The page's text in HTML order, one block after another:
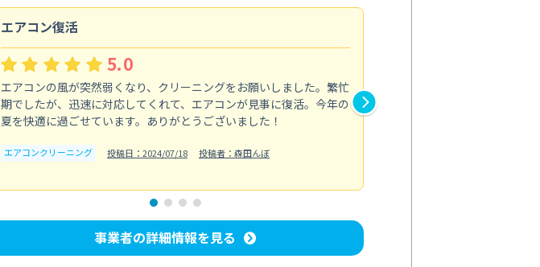
エアコン復活
5.0
エアコンの風が突然弱くなり、クリーニングをお願いしました。繁忙
期でしたが、迅速に対応してくれて、エアコンが見事に復活。今年の
夏を快適に過ごせています。ありがとうございました！
エアコンクリーニング 投稿日：2024/07/18 投稿者：森田んぼ
事業者の詳細情報を見る